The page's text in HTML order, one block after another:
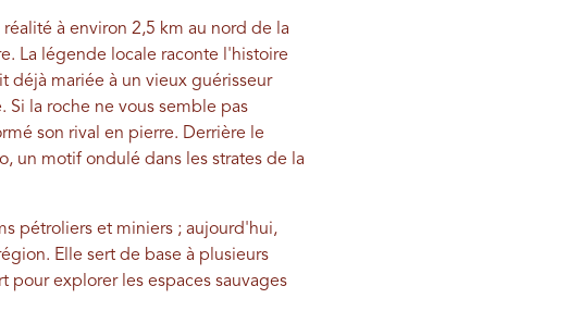
à environ 2,5 km au nord de la
La légende locale raconte l'histoire
déjà mariée à un vieux guérisseur
la roche ne vous semble pas
son rival en pierre. Derrière le
un motif ondulé dans les strates de la
pétroliers et miniers ; aujourd'hui,
Elle sert de base à plusieurs
explorer les espaces sauvages